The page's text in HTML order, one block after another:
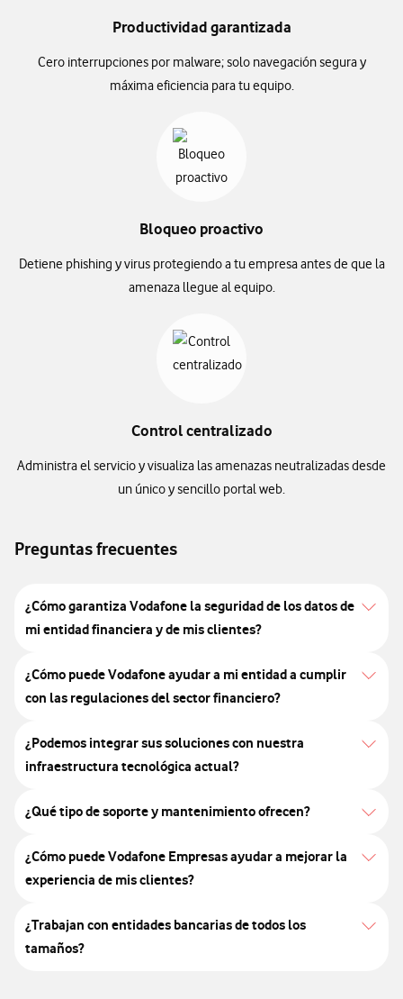
Productividad garantizada
Cero interrupciones por malware; solo navegación segura y
máxima eficiencia para tu equipo.
Bloqueo proactivo
Detiene phishing y virus protegiendo a tu empresa antes de que la
amenaza llegue al equipo.
Control centralizado
Administra el servicio y visualiza las amenazas neutralizadas desde
un único y sencillo portal web.
Preguntas frecuentes
¿Cómo garantiza Vodafone la seguridad de los datos de
mi entidad financiera y de mis clientes?
¿Cómo puede Vodafone ayudar a mi entidad a cumplir
con las regulaciones del sector financiero?
¿Podemos integrar sus soluciones con nuestra
infraestructura tecnológica actual?
¿Qué tipo de soporte y mantenimiento ofrecen?
¿Cómo puede Vodafone Empresas ayudar a mejorar la
experiencia de mis clientes?
¿Trabajan con entidades bancarias de todos los
tamaños?